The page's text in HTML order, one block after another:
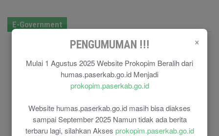
×
PENGUMUMAN !!!
Mulai 1 Agustus 2025 Website Prokopim Beralih dari
humas.paserkab.go.id Menjadi
prokopim.paserkab.go.id
Website humas.paserkab.go.id masih bisa diakses
sampai September 2025 Namun tidak ada berita
terbaru lagi, silahkan Akses prokopim.paserkab.go.id
E-Government